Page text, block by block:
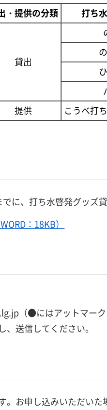
・提供の分類 打ち
貸出
提供
こうべ打
に、打ち水啓発グッズ
：18KB）
（●にはアットマーク
送信してください。
お申し込みいただい